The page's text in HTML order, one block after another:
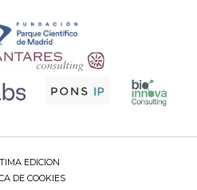
EDICION
DE COOKIES